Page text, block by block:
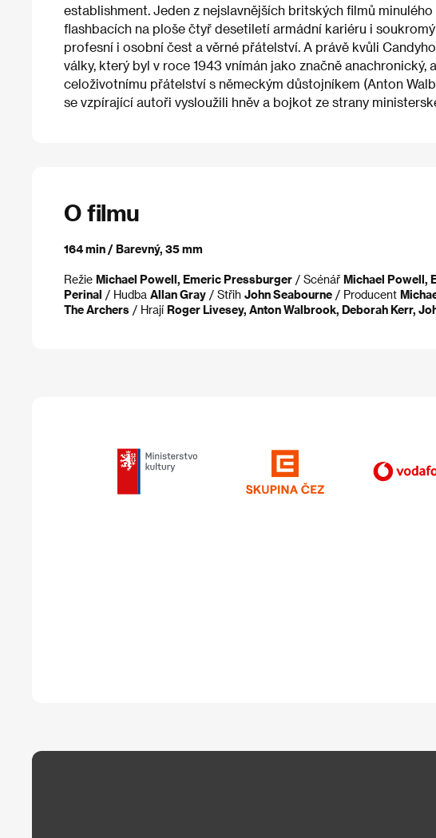
establishment. Jeden z nejslavnějších britských filmů
flashbacích na ploše čtyř desetiletí armádní kariéru i
profesní i osobní čest a věrné přátelství. A právě kvůli
války, který byl v roce 1943 vnímán jako značně anachronický,
celoživotnímu přátelství s německým důstojníkem (Anton
se vzpírající autoři vysloužili hněv a bojkot ze strany
O filmu
164 min / Barevný, 35 mm
Režie Michael Powell, Emeric Pressburger / Scénář Michael Powell,
Perinal / Hudba Allan Gray / Střih John Seabourne / Producent
The Archers / Hrají Roger Livesey, Anton Walbrook, Deborah Kerr,